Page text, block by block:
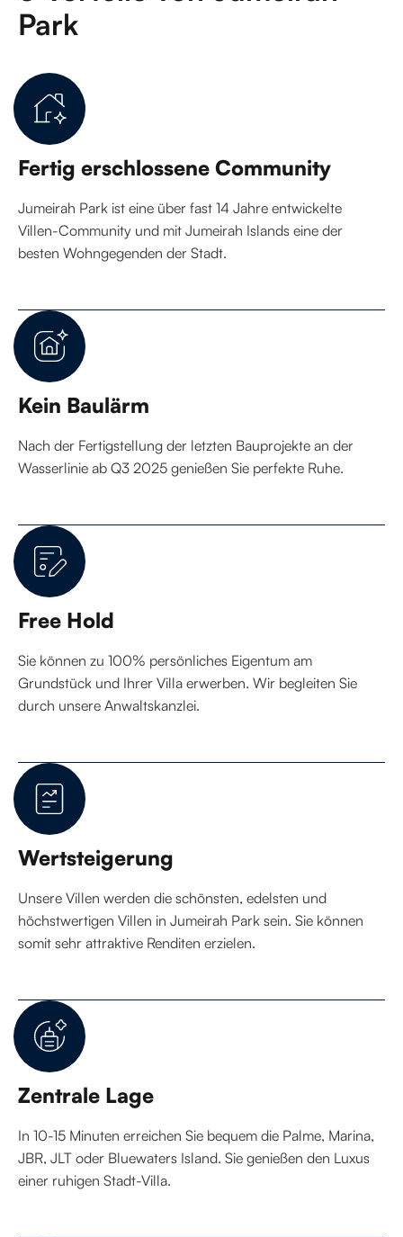
Park
Fertig erschlossene Community
Jumeirah Park ist eine über fast 14 Jahre entwickelte
Villen-Community und mit Jumeirah Islands eine der
besten Wohngegenden der Stadt.
Kein Baulärm
Nach der Fertigstellung der letzten Bauprojekte an der
Wasserlinie ab Q3 2025 genießen Sie perfekte Ruhe.
Free Hold
Sie können zu 100% persönliches Eigentum am
Grundstück und Ihrer Villa erwerben. Wir begleiten Sie
durch unsere Anwaltskanzlei.
Wertsteigerung
Unsere Villen werden die schönsten, edelsten und
höchstwertigen Villen in Jumeirah Park sein. Sie können
somit sehr attraktive Renditen erzielen.
Zentrale Lage
In 10-15 Minuten erreichen Sie bequem die Palme, Marina,
JBR, JLT oder Bluewaters Island. Sie genießen den Luxus
einer ruhigen Stadt-Villa.